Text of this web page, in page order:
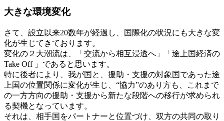
大きな環境変化
さて、設立以来20数年が経過し、国際化の状況にも大きな変
化が生じてきております。
変化の２大潮流は、「交流から相互浸透へ」「途上国経済の
Take Off 」であると思います。
特に後者により、我が国と、援助・支援の対象国であった途
上国の位置関係に変化が生じ、“協力”のあり方も、これまで
の一方方向の援助・支援から新たな段階への移行が求められ
る契機となっています。
それは、相手国をパートナーと位置づけ、双方の共同の取り